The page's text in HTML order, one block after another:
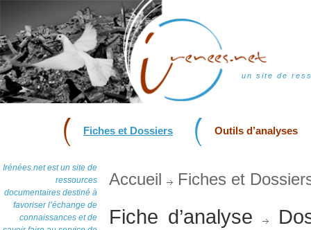
un site de
Fiches et Dossiers Outils d’analyses
Irénées.net est un site de
ressources
documentaires destiné à
favoriser l’échange de
connaissances et de
Accueil Fiches et
Fiche d’analyse